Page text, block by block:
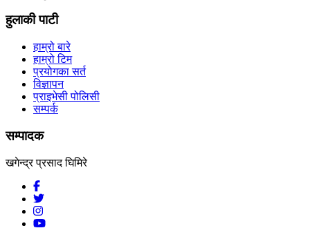
हुलाकी पाटी
हाम्रो बारे
हाम्रो टिम
प्रयोगका सर्त
विज्ञापन
प्राइभेसी पोलिसी
सम्पर्क
सम्पादक
खगेन्द्र प्रसाद घिमिरे